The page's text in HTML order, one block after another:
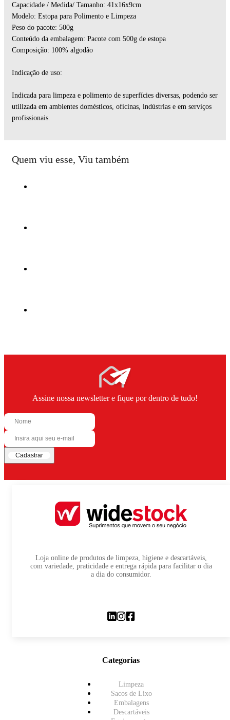
Capacidade / Medida/ Tamanho: 41x16x9cm
Modelo: Estopa para Polimento e Limpeza
Peso do pacote: 500g
Conteúdo da embalagem: Pacote com 500g de estopa
Composição: 100% algodão
Indicação de uso:
Indicada para limpeza e polimento de superfícies diversas, podendo ser
utilizada em ambientes domésticos, oficinas, indústrias e em serviços
profissionais.
Quem viu esse, Viu também
Assine nossa newsletter e fique por dentro de tudo!
Cadastrar
Loja online de produtos de limpeza, higiene e descartáveis,
com variedade, praticidade e entrega rápida para facilitar o dia
a dia do consumidor.
Categorias
Limpeza
Sacos de Lixo
Embalagens
Descartáveis